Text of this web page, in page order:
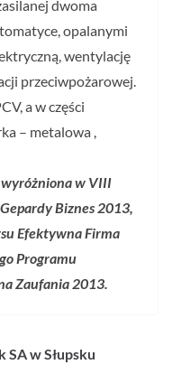
dwoma
opalanymi
wentylację
przeciwpożarowej.
a w części
– metalowa ,
wyróżniona w VIII
Biznes 2013,
Efektywna Firma
Programu
Zaufania 2013.
w Słupsku